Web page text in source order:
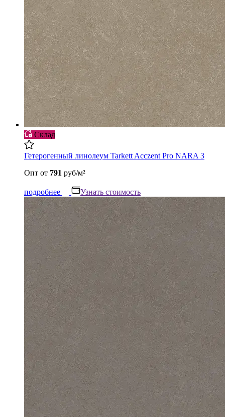
Склад
Гетерогенный линолеум Tarkett Acczent Pro NARA 3
Опт от 791 руб/м²
подробнее Узнать стоимость